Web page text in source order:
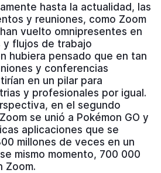
hasta la actualidad, las
y reuniones, como Zoom
vuelto omnipresentes en
y flujos de trabajo
hubiera pensado que en tan
y conferencias
en un pilar para
y profesionales por igual.
en el segundo
se unió a Pokémon GO y
aplicaciones que se
millones de veces en un
mismo momento, 700 000
Zoom.